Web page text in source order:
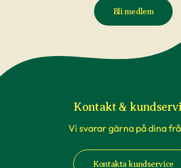
Bli medlem
Kontakt &
Vi svarar gärna på dina
Kontakta kundservice